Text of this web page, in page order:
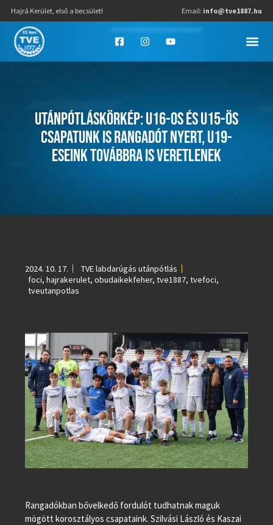
Hajrá Kerület, első a becsület! Email: info@tve1887.hu
UTÁNPÓTLÁSKÖRKÉP: U16-OS ÉS U15-ÖS
CSAPATUNK IS RANGADÓT NYERT, U19-
ESEINK TOVÁBBRA IS VERETLENEK
2024. 10. 17.
TVE labdarúgás utánpótlás
foci, hajrakerulet, obudaikekfeher, tve1887, tvefoci,
tveutanpotlas
Rangadókban bővelkedő fordulót tudhatnak maguk
mögött korosztályos csapataink. Szilvási László és Kaszai